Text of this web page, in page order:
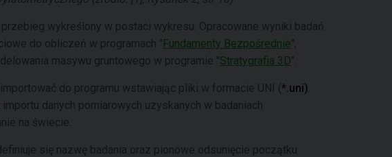
wykreślony w postaci wykresu. Opracowane wyniki badań
do obliczeń w programach "Fundamenty Bezpośrednie",
masywu gruntowego w programie "Stratygrafia 3D".
do programu wstawiając pliki w formacie UNI (*.uni)
importu danych pomiarowych uzyskanych w badaniach
na świecie.
się nazwę badania oraz pionowe odsunięcie początku